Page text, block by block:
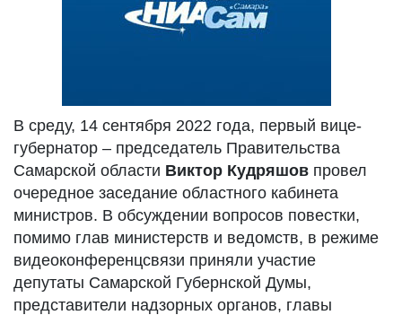
В среду, 14 сентября 2022 года, первый вице-
губернатор – председатель Правительства
Самарской области Виктор Кудряшов провел
очередное заседание областного кабинета
министров. В обсуждении вопросов повестки,
помимо глав министерств и ведомств, в режиме
видеоконференцсвязи приняли участие
депутаты Самарской Губернской Думы,
представители надзорных органов, главы